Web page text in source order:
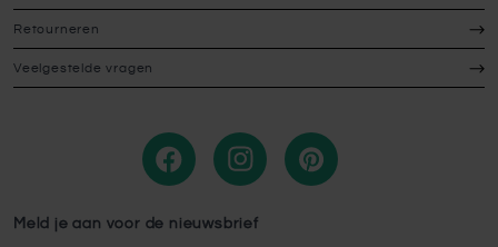
Retourneren
Veelgestelde vragen
Meld je aan voor de nieuwsbrief